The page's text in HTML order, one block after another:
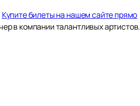
Купите билеты на нашем сайте прямо
в компании талантливых артистов.